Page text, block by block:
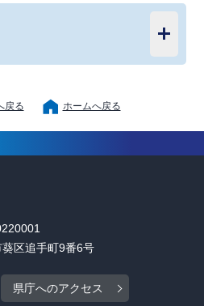
戻る ホームへ戻る
区追手町9番6号
県庁へのアクセス